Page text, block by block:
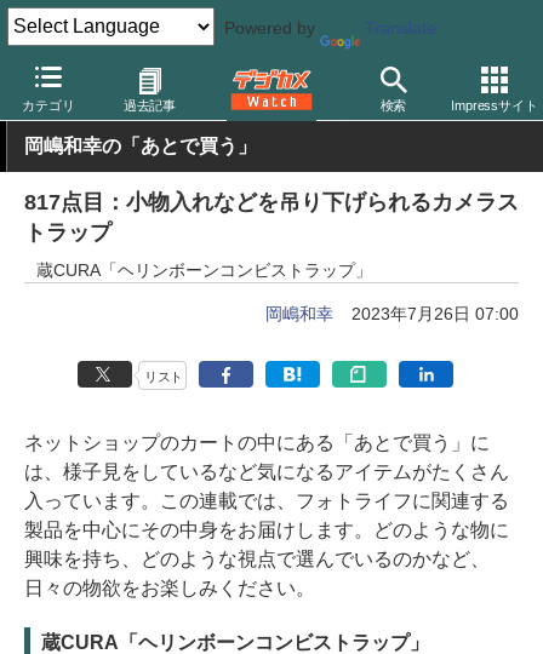
Powered by Translate
カテゴリ 過去記事 検索 Impressサイト
デジカメ Watch 撮影用品 ストラップ
岡嶋和幸の「あとで買う」
817点目：小物入れなどを吊り下げられるカメラス
トラップ
蔵CURA「ヘリンボーンコンビストラップ」
岡嶋和幸 2023年7月26日 07:00
リスト
ネットショップのカートの中にある「あとで買う」に
は、様子見をしているなど気になるアイテムがたくさん
入っています。この連載では、フォトライフに関連する
製品を中心にその中身をお届けします。どのような物に
興味を持ち、どのような視点で選んでいるのかなど、
日々の物欲をお楽しみください。
蔵CURA「ヘリンボーンコンビストラップ」